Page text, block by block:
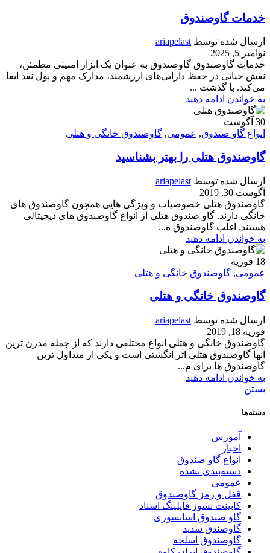
خدمات گاوصندوق
ارسال شده توسط ariapelast
نوامبر 5, 2025
خدمات گاوصندوق گاوصندوق به عنوان یک ابزار امنیتی مطمئن،
نقش حیاتی در حفظ دارایی‌های ارزشمند، مدارک مهم و پول نقد ایفا
می‌کند. با گذشت ...
به خواندن ادامه دهید
30 آگوست
انواع گاو صندوق, عمومی, گاوصندوق خانگی و هتلی
گاوصندوق هتلی را بهتر بشناسید
ارسال شده توسط ariapelast
آگوست 30, 2019
گاوصندوق هتلی خصوصیات و ویژگی هایی همچون گاوصندوق های
خانگی دارند. گاو صندوق هتلی از انواع گاوصندوق های دیجیتالی
هستند. اغلب گاوصندوق ه...
به خواندن ادامه دهید
18 فوریه
عمومی, گاوصندوق خانگی و هتلی
گاوصندوق خانگی و هتلی
ارسال شده توسط ariapelast
فوریه 18, 2019
گاوصندوق خانگی و هتلی انواع مختلفی دارند که از جمله مدرن ترین
آنها گاوصندوق هتلی اثر انگشتی است و یکی از متداول ترین
گاوصندوق ها برای م...
به خواندن ادامه دهید
بستن
دسته‌ها
آموزش
اخبار
انواع گاو صندوق
دسته‌بندی نشده
عمومی
قفل و رمز گاوصندوق
کابینت نسوز فایلینگ اسناد
گاو صندوق اسانسوری
گاوصندق سدید
گاوصندوق اسلحه